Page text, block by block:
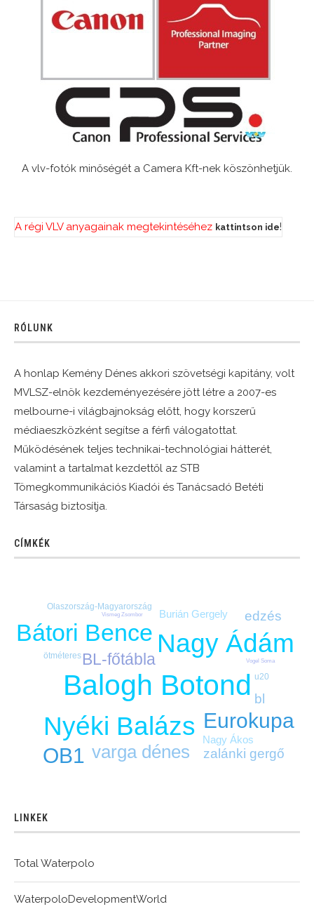
A vlv-fotók minőségét a Camera Kft-nek köszönhetjük.
A régi VLV anyagainak megtekintéséhez kattintson ide!
RÓLUNK
A honlap Kemény Dénes akkori szövetségi kapitány, volt
MVLSZ-elnök kezdeményezésére jött létre a 2007-es
melbourne-i világbajnokság előtt, hogy korszerű
médiaeszközként segítse a férfi válogatottat.
Működésének teljes technikai-technológiai hátterét,
valamint a tartalmat kezdettől az STB
Tömegkommunikációs Kiadói és Tanácsadó Betéti
Társaság biztosítja.
CÍMKÉK
Balogh Botond
Nagy Ádám
Nyéki Balázs
Bátori Bence
Eurokupa
OB1 varga dénes
BL-főtábla
bl
edzés
zalánki gergő
Burián Gergely
Nagy Ákos
Olaszország-Magyarország
u20
ötméteres
Vismeg Zsombor
Vogel Soma
LINKEK
Total Waterpolo
WaterpoloDevelopmentWorld